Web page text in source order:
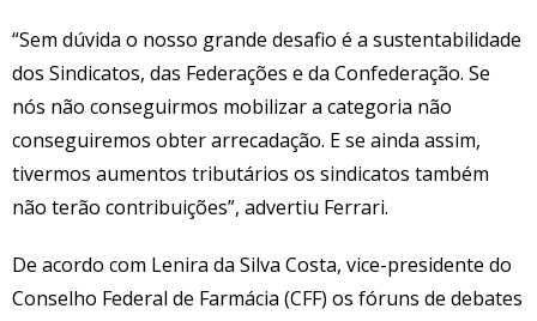
“Sem dúvida o nosso grande desafio é a sustentabilidade
dos Sindicatos, das Federações e da Confederação. Se
nós não conseguirmos mobilizar a categoria não
conseguiremos obter arrecadação. E se ainda assim,
tivermos aumentos tributários os sindicatos também
não terão contribuições”, advertiu Ferrari.
De acordo com Lenira da Silva Costa, vice-presidente do
Conselho Federal de Farmácia (CFF) os fóruns de debates